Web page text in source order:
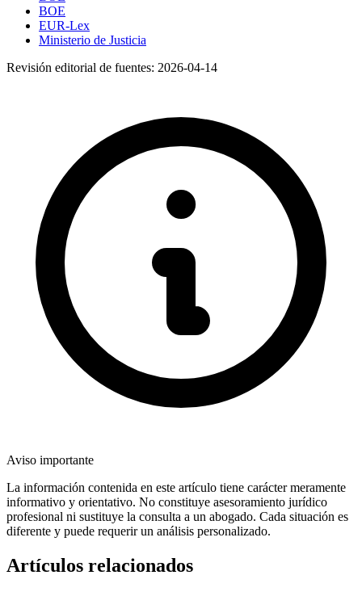
BOE
EUR-Lex
Ministerio de Justicia
Revisión editorial de fuentes: 2026-04-14
Aviso importante
La información contenida en este artículo tiene carácter meramente
informativo y orientativo. No constituye asesoramiento jurídico
profesional ni sustituye la consulta a un abogado. Cada situación es
diferente y puede requerir un análisis personalizado.
Artículos relacionados